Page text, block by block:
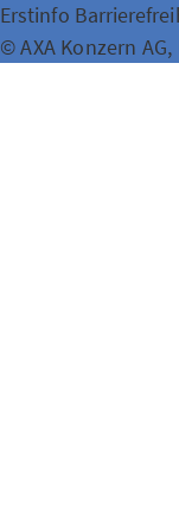
Erstinfo
© AXA Konzern